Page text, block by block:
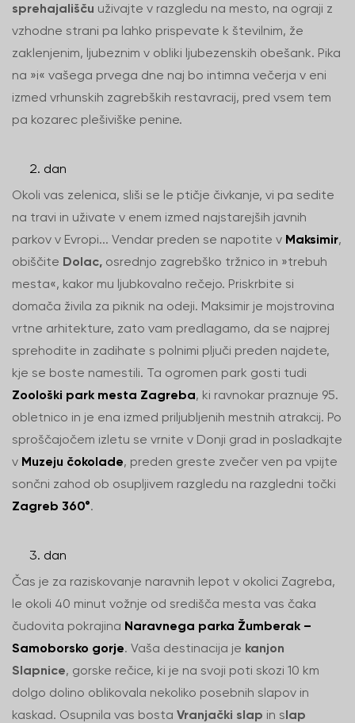
sprehajališču uživajte v razgledu na mesto, na ograji z
vzhodne strani pa lahko prispevate k številnim, že
zaklenjenim, ljubeznim v obliki ljubezenskih obešank. Pika
na »i« vašega prvega dne naj bo intimna večerja v eni
izmed vrhunskih zagrebških restavracij, pred vsem tem
pa kozarec plešiviške penine.
dan
Okoli vas zelenica, sliši se le ptičje čivkanje, vi pa sedite
na travi in uživate v enem izmed najstarejših javnih
parkov v Evropi... Vendar preden se napotite v Maksimir,
obiščite Dolac, osrednjo zagrebško tržnico in »trebuh
mesta«, kakor mu ljubkovalno rečejo. Priskrbite si
domača živila za piknik na odeji. Maksimir je mojstrovina
vrtne arhitekture, zato vam predlagamo, da se najprej
sprehodite in zadihate s polnimi pljuči preden najdete,
kje se boste namestili. Ta ogromen park gosti tudi
Zoološki park mesta Zagreba, ki ravnokar praznuje 95.
obletnico in je ena izmed priljubljenih mestnih atrakcij. Po
sproščajočem izletu se vrnite v Donji grad in posladkajte
v Muzeju čokolade, preden greste zvečer ven pa vpijte
sončni zahod ob osupljivem razgledu na razgledni točki
Zagreb 360°.
dan
Čas je za raziskovanje naravnih lepot v okolici Zagreba,
le okoli 40 minut vožnje od središča mesta vas čaka
čudovita pokrajina Naravnega parka Žumberak –
Samoborsko gorje. Vaša destinacija je kanjon
Slapnice, gorske rečice, ki je na svoji poti skozi 10 km
dolgo dolino oblikovala nekoliko posebnih slapov in
kaskad. Osupnila vas bosta Vranjački slap in slap